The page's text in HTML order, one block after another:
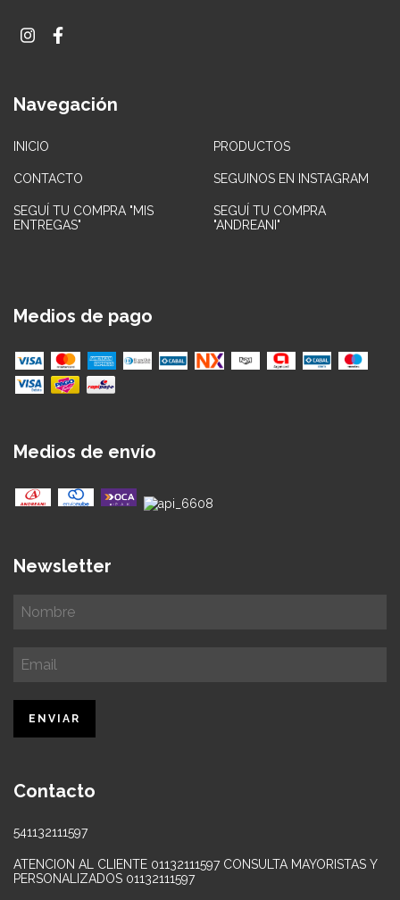
Navegación
INICIO PRODUCTOS
CONTACTO SEGUINOS EN INSTAGRAM
SEGUÍ TU COMPRA "MIS
ENTREGAS"
SEGUÍ TU COMPRA
"ANDREANI"
Medios de pago
Medios de envío
Newsletter
Contacto
541132111597
ATENCION AL CLIENTE 01132111597 CONSULTA MAYORISTAS Y
PERSONALIZADOS 01132111597